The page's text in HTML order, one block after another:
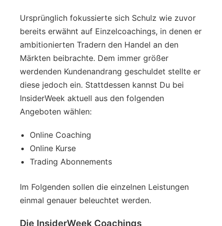
Ursprünglich fokussierte sich Schulz wie zuvor
bereits erwähnt auf Einzelcoachings, in denen er
ambitionierten Tradern den Handel an den
Märkten beibrachte. Dem immer größer
werdenden Kundenandrang geschuldet stellte er
diese jedoch ein. Stattdessen kannst Du bei
InsiderWeek aktuell aus den folgenden
Angeboten wählen:
Online Coaching
Online Kurse
Trading Abonnements
Im Folgenden sollen die einzelnen Leistungen
einmal genauer beleuchtet werden.
Die InsiderWeek Coachings